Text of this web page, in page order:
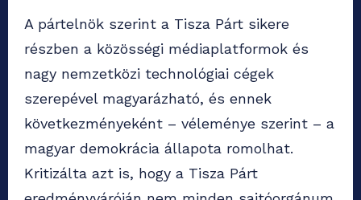
A pártelnök szerint a Tisza Párt sikere
részben a közösségi médiaplatformok és
nagy nemzetközi technológiai cégek
szerepével magyarázható, és ennek
következményeként – véleménye szerint – a
magyar demokrácia állapota romolhat.
Kritizálta azt is, hogy a Tisza Párt